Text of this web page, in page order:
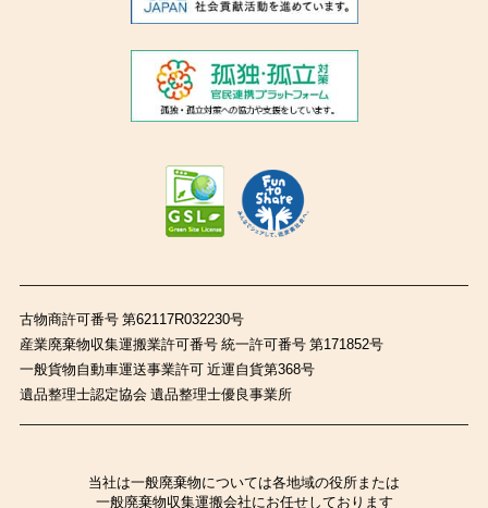
古物商許可番号 第62117R032230号
産業廃棄物収集運搬業許可番号 統一許可番号 第171852号
一般貨物自動車運送事業許可 近運自貨第368号
遺品整理士認定協会 遺品整理士優良事業所
当社は一般廃棄物については各地域の役所または
一般廃棄物収集運搬会社にお任せしております